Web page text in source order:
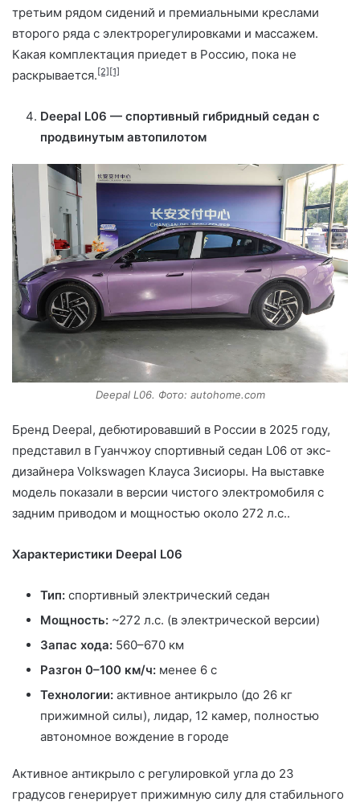
третьим рядом сидений и премиальными креслами
второго ряда с электрорегулировками и массажем.
Какая комплектация приедет в Россию, пока не
раскрывается. [2] [1]
Deepal L06 — спортивный гибридный седан с
продвинутым автопилотом
Deepal L06. Фото: autohome.com
Бренд Deepal, дебютировавший в России в 2025 году,
представил в Гуанчжоу спортивный седан L06 от экс-
дизайнера Volkswagen Клауса Зисиоры. На выставке
модель показали в версии чистого электромобиля с
задним приводом и мощностью около 272 л.с..
Характеристики Deepal L06
Тип: спортивный электрический седан
Мощность: ~272 л.с. (в электрической версии)
Запас хода: 560–670 км
Разгон 0–100 км/ч: менее 6 с
Технологии: активное антикрыло (до 26 кг
прижимной силы), лидар, 12 камер, полностью
автономное вождение в городе
Активное антикрыло с регулировкой угла до 23
градусов генерирует прижимную силу для стабильного